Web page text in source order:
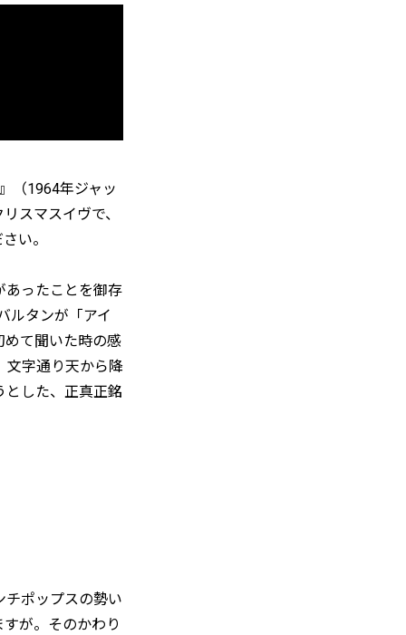
（1964年ジャッ
スマスイヴで、
い。
あったことを御存
ルタンが「アイ
めて聞いた時の感
文字通り天から降
とした、正真正銘
チポップスの勢い
が。そのかわり